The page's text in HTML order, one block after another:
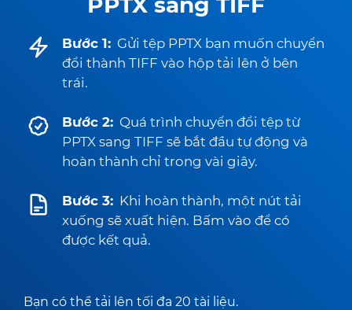
Bước 1: Gửi tệp PPTX bạn muốn chuyển
đổi thành TIFF vào hộp tải lên ở bên
trái.
Bước 2: Quá trình chuyển đổi tệp từ
PPTX sang TIFF sẽ bắt đầu tự động và
hoàn thành chỉ trong vài giây.
Bước 3: Khi hoàn thành, một nút tải
xuống sẽ xuất hiện. Bấm vào để có
được kết quả.
Bạn có thể tải lên tối đa 20 tài liệu.